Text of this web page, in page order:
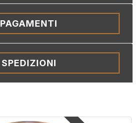
PAGAMENTI
SPEDIZIONI